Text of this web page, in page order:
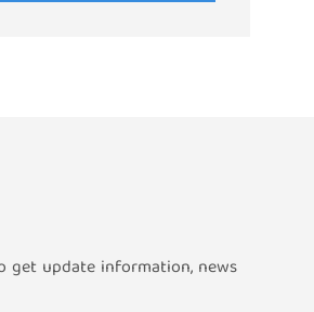
get update information, news